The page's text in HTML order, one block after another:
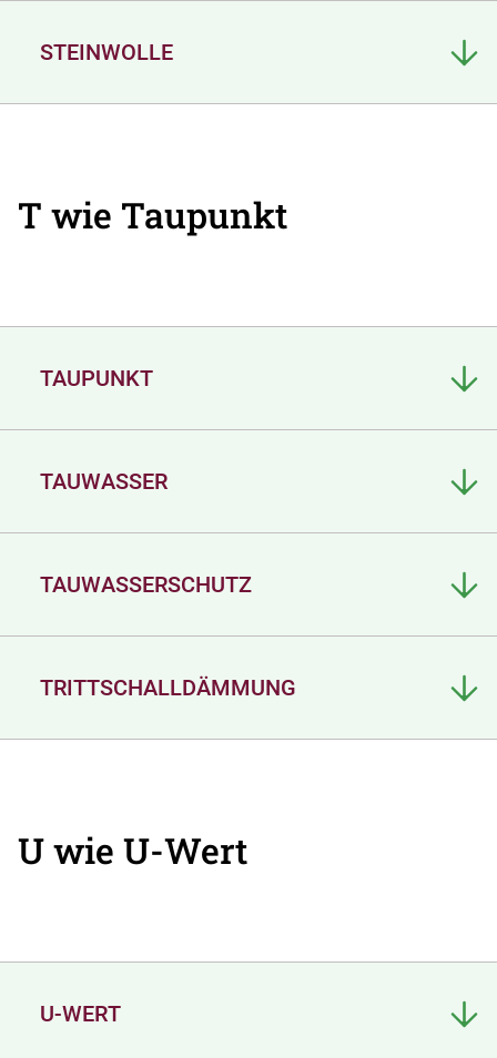
STEINWOLLE
T wie Taupunkt
TAUPUNKT
TAUWASSER
TAUWASSERSCHUTZ
TRITTSCHALLDÄMMUNG
U wie U-Wert
U-WERT